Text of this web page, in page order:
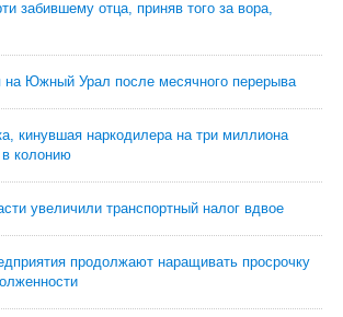
забившему отца, приняв того за вора,
Южный Урал после месячного перерыва
кинувшая наркодилера на три миллиона
в колонию
увеличили транспортный налог вдвое
продолжают наращивать просрочку